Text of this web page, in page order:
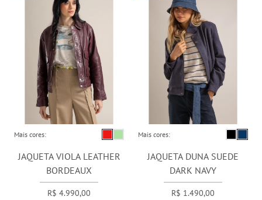
Mais cores:
JAQUETA VIOLA LEATHER
BORDEAUX
R$ 4.990,00
Mais cores:
JAQUETA DUNA SUEDE
DARK NAVY
R$ 1.490,00